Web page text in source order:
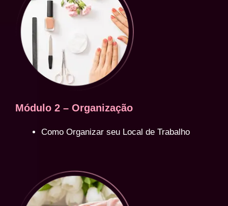
Módulo 2 – Organização
Como Organizar seu Local de Trabalho